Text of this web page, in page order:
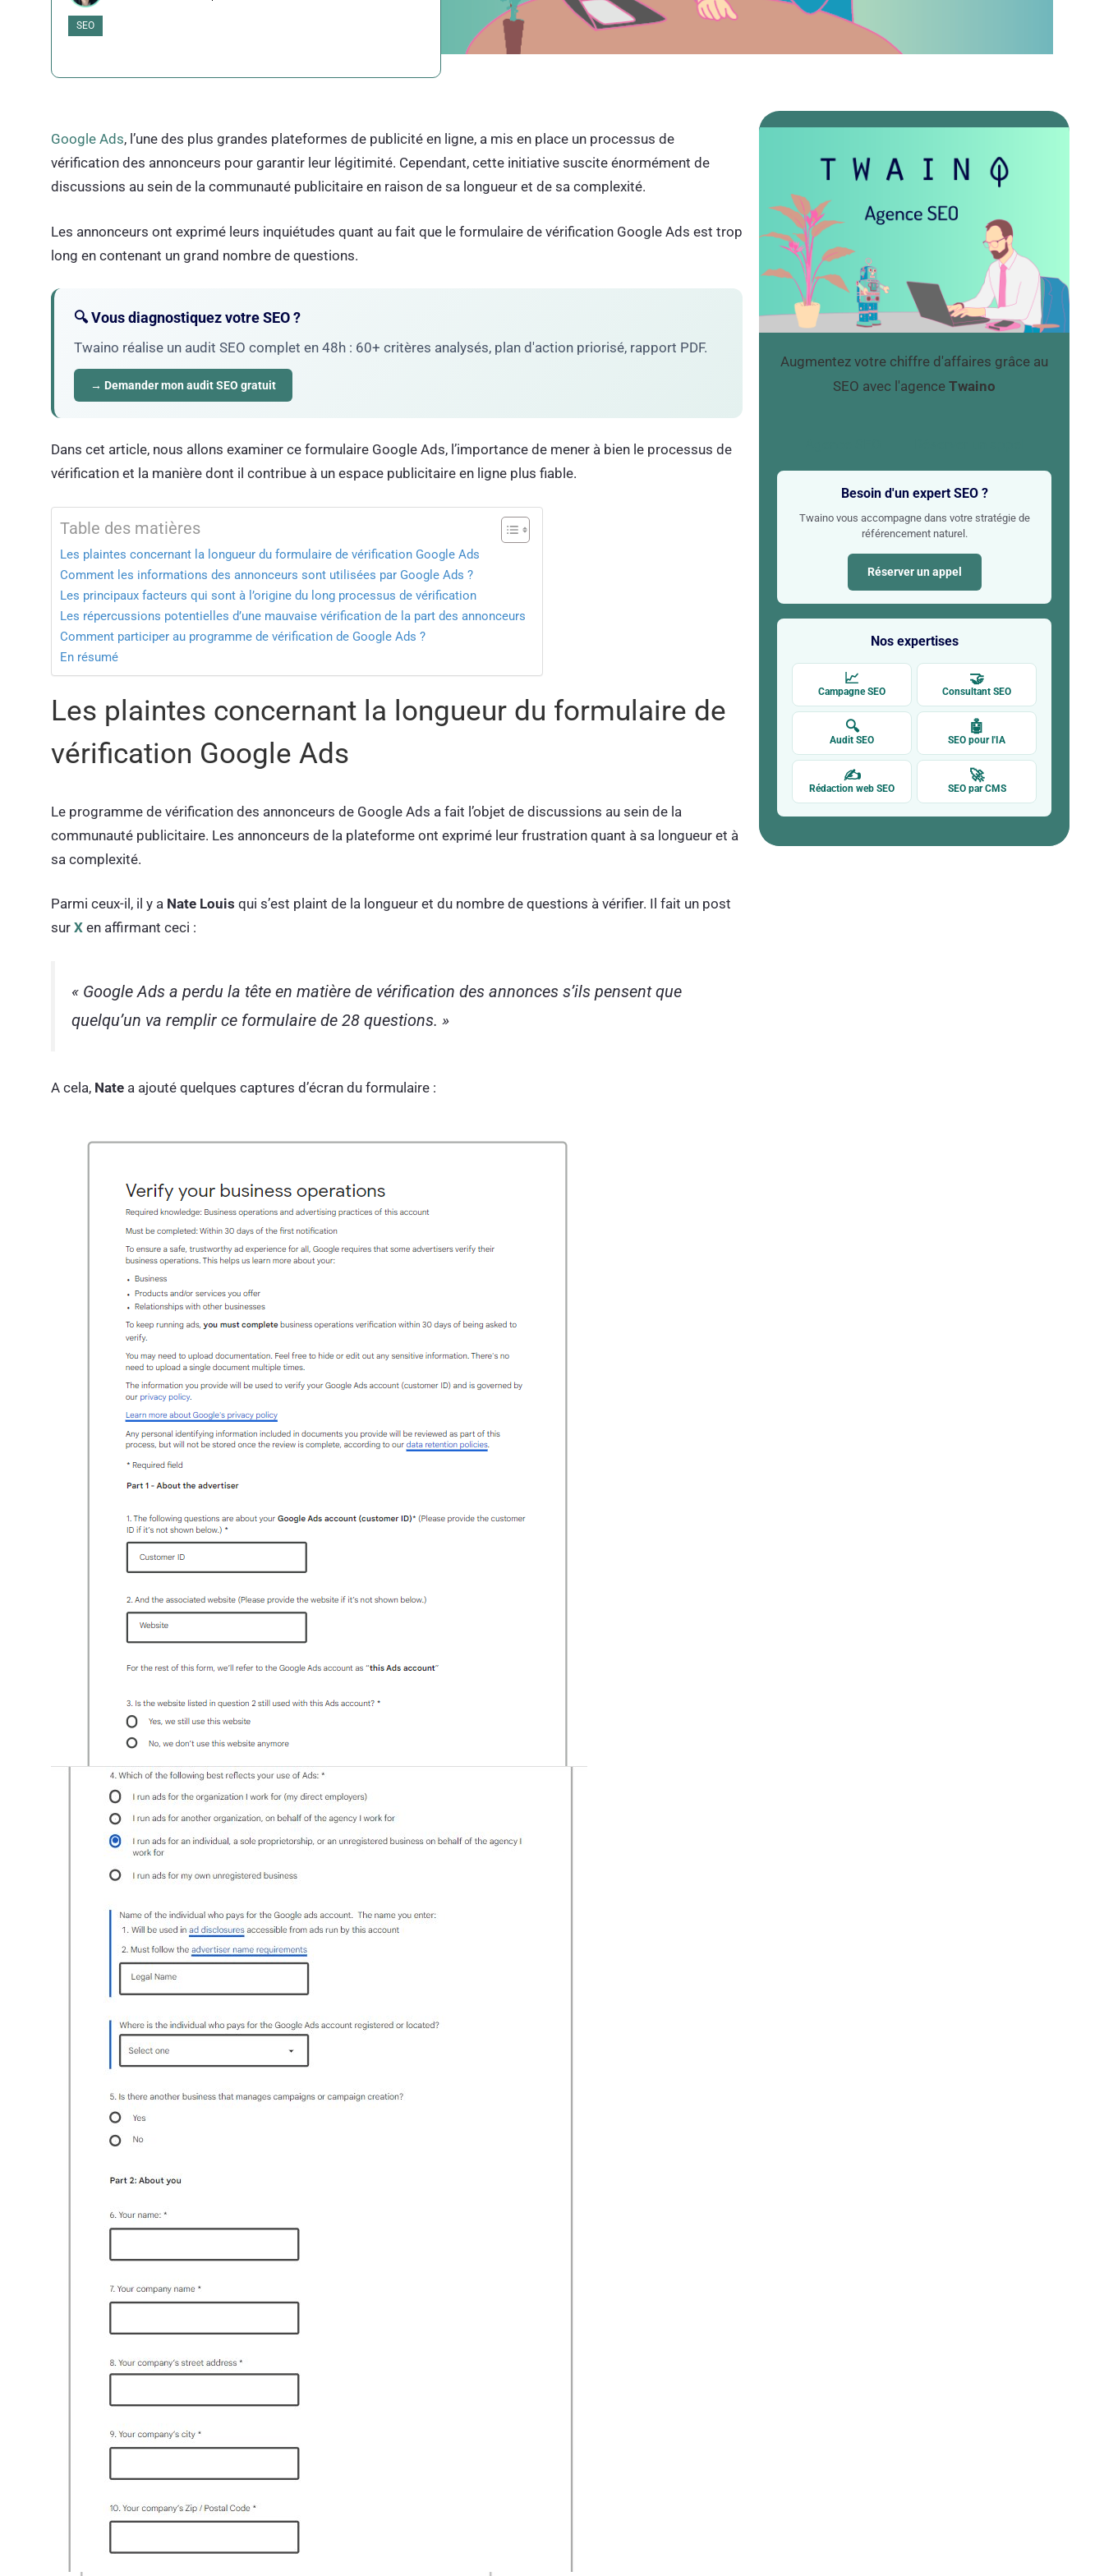
SEO
Google Ads, l’une des plus grandes plateformes de publicité en ligne, a mis en place un processus de
vérification des annonceurs pour garantir leur légitimité. Cependant, cette initiative suscite énormément de
discussions au sein de la communauté publicitaire en raison de sa longueur et de sa complexité.
Les annonceurs ont exprimé leurs inquiétudes quant au fait que le formulaire de vérification Google Ads est trop
long en contenant un grand nombre de questions.
🔍 Vous diagnostiquez votre SEO ?
Twaino réalise un audit SEO complet en 48h : 60+ critères analysés, plan d'action priorisé, rapport PDF.
→ Demander mon audit SEO gratuit
Dans cet article, nous allons examiner ce formulaire Google Ads, l’importance de mener à bien le processus de
vérification et la manière dont il contribue à un espace publicitaire en ligne plus fiable.
Table des matières
Les plaintes concernant la longueur du formulaire de vérification Google Ads
Comment les informations des annonceurs sont utilisées par Google Ads ?
Les principaux facteurs qui sont à l’origine du long processus de vérification
Les répercussions potentielles d’une mauvaise vérification de la part des annonceurs
Comment participer au programme de vérification de Google Ads ?
En résumé
Les plaintes concernant la longueur du formulaire de
vérification Google Ads
Le programme de vérification des annonceurs de Google Ads a fait l’objet de discussions au sein de la
communauté publicitaire. Les annonceurs de la plateforme ont exprimé leur frustration quant à sa longueur et à
sa complexité.
Parmi ceux-il, il y a Nate Louis qui s’est plaint de la longueur et du nombre de questions à vérifier. Il fait un post
sur X en affirmant ceci :
« Google Ads a perdu la tête en matière de vérification des annonces s’ils pensent que
quelqu’un va remplir ce formulaire de 28 questions. »
A cela, Nate a ajouté quelques captures d’écran du formulaire :
Augmentez votre chiffre d'affaires grâce au
SEO avec l'agence Twaino
Besoin d'un expert SEO ?
Twaino vous accompagne dans votre stratégie de
référencement naturel.
Réserver un appel
Nos expertises
📈
Campagne SEO
🤝
Consultant SEO
🔍
Audit SEO
🤖
SEO pour l'IA
✍
Rédaction web SEO
🚀
SEO par CMS